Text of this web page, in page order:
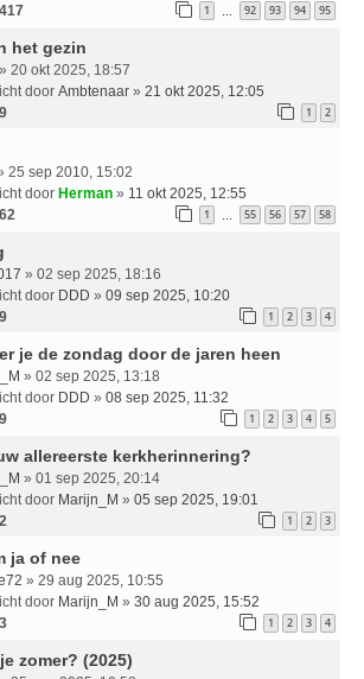
1 … 92 93 94 95
het gezin
» 20 okt 2025, 18:57
door Ambtenaar » 21 okt 2025, 12:05
1 2
25 sep 2010, 15:02
door Herman » 11 okt 2025, 12:55
1 … 55 56 57 58
» 02 sep 2025, 18:16
door DDD » 09 sep 2025, 10:20
1 2 3 4
je de zondag door de jaren heen
» 02 sep 2025, 13:18
door DDD » 08 sep 2025, 11:32
1 2 3 4 5
allereerste kerkherinnering?
» 01 sep 2025, 20:14
door Marijn_M » 05 sep 2025, 19:01
1 2 3
ja of nee
» 29 aug 2025, 10:55
door Marijn_M » 30 aug 2025, 15:52
1 2 3 4
zomer? (2025)